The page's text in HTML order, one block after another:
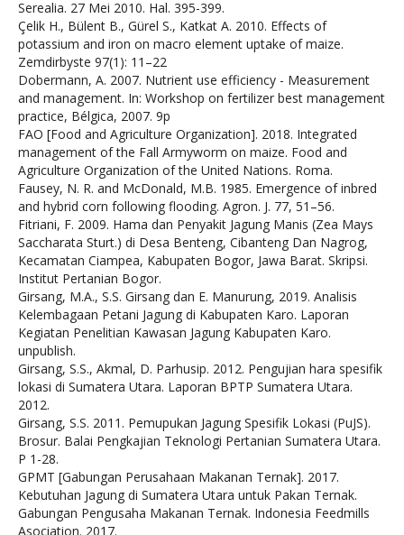
Serealia. 27 Mei 2010. Hal. 395-399.
Çelik H., Bülent B., Gürel S., Katkat A. 2010. Effects of
potassium and iron on macro element uptake of maize.
Zemdirbyste 97(1): 11–22
Dobermann, A. 2007. Nutrient use efficiency - Measurement
and management. In: Workshop on fertilizer best management
practice, Bélgica, 2007. 9p
FAO [Food and Agriculture Organization]. 2018. Integrated
management of the Fall Armyworm on maize. Food and
Agriculture Organization of the United Nations. Roma.
Fausey, N. R. and McDonald, M.B. 1985. Emergence of inbred
and hybrid corn following flooding. Agron. J. 77, 51–56.
Fitriani, F. 2009. Hama dan Penyakit Jagung Manis (Zea Mays
Saccharata Sturt.) di Desa Benteng, Cibanteng Dan Nagrog,
Kecamatan Ciampea, Kabupaten Bogor, Jawa Barat. Skripsi.
Institut Pertanian Bogor.
Girsang, M.A., S.S. Girsang dan E. Manurung, 2019. Analisis
Kelembagaan Petani Jagung di Kabupaten Karo. Laporan
Kegiatan Penelitian Kawasan Jagung Kabupaten Karo.
unpublish.
Girsang, S.S., Akmal, D. Parhusip. 2012. Pengujian hara spesifik
lokasi di Sumatera Utara. Laporan BPTP Sumatera Utara.
2012.
Girsang, S.S. 2011. Pemupukan Jagung Spesifik Lokasi (PuJS).
Brosur. Balai Pengkajian Teknologi Pertanian Sumatera Utara.
P 1-28.
GPMT [Gabungan Perusahaan Makanan Ternak]. 2017.
Kebutuhan Jagung di Sumatera Utara untuk Pakan Ternak.
Gabungan Pengusaha Makanan Ternak. Indonesia Feedmills
Asociation. 2017.